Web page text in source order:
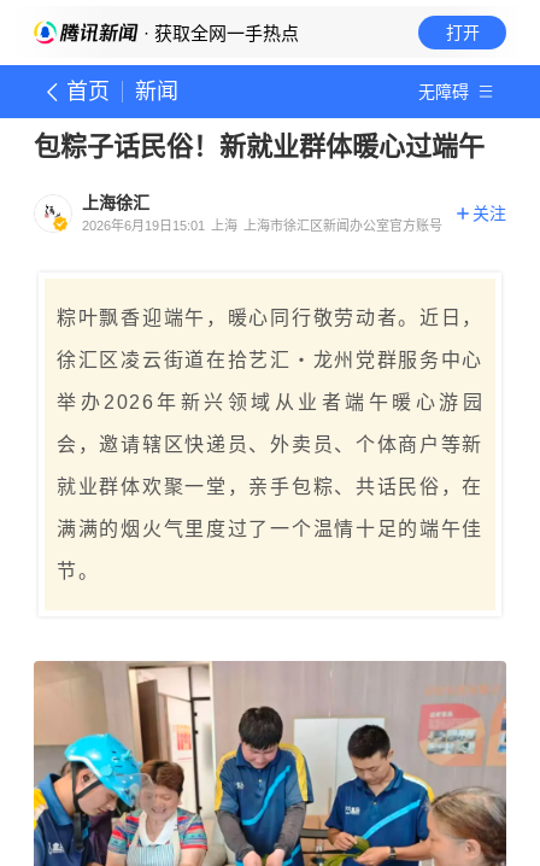
· 获取全网一手热点 打开
首页 新闻 无障碍
包粽子话民俗！新就业群体暖心过端午
上海徐汇
2026年6月19日15:01 上海 上海市徐汇区新闻办公室官方账号
关注
粽叶飘香迎端午，暖心同行敬劳动者。近日，
徐汇区凌云街道在拾艺汇・龙州党群服务中心
举办2026年新兴领域从业者端午暖心游园
会，邀请辖区快递员、外卖员、个体商户等新
就业群体欢聚一堂，亲手包粽、共话民俗，在
满满的烟火气里度过了一个温情十足的端午佳
节。